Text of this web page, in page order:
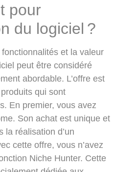
pour
du logiciel ?
et la valeur
peut être considéré
abordable. L’offre est
qui sont
En premier, vous avez
Son achat est unique et
la réalisation d’un
cette offre, vous n’avez
Niche Hunter. Cette